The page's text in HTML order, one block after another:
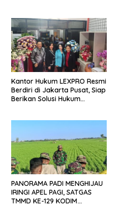
Kantor Hukum LEXPRO Resmi
Berdiri di Jakarta Pusat, Siap
Berikan Solusi Hukum
PANORAMA PADI MENGHIJAU
IRINGI APEL PAGI, SATGAS
TMMD KE-129 KODIM